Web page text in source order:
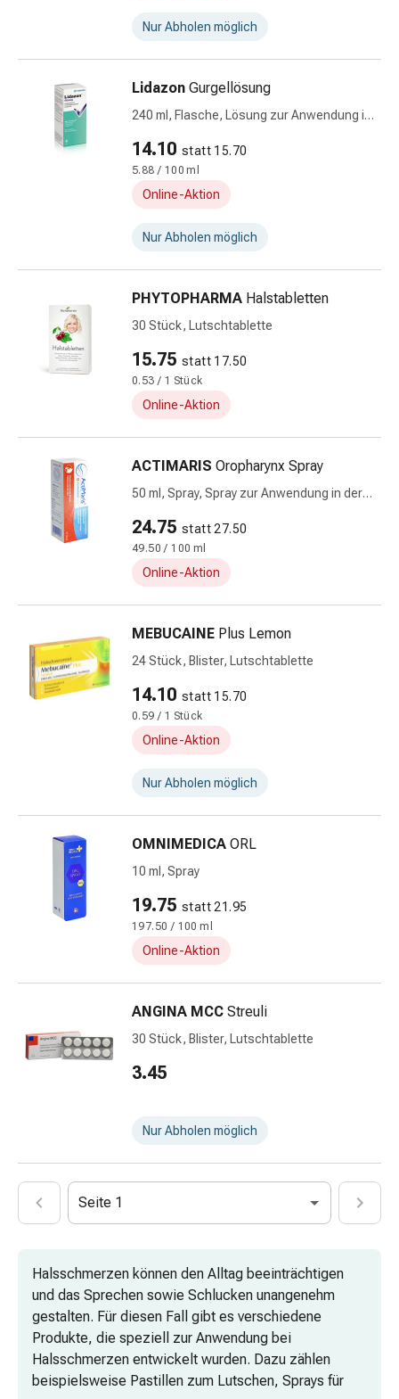
Medikamente
Wechseljahre
Scheideninfektionen
Vitamine
Mineralstoffe
Mineralstoffe
Mundgesundheit
Trockener
Mund
Munddesinfektionsmittel
Mundbeschwerden
Haar-
Medikamente
Kopfhautpflege
Kopfläuse
&
Nissen
Kosmetik
&
Körperpflege
Gesichtskosmetik
Augenpflege
Cremes
Gesichtspeelings
Gesichtsreinigung
Tools
Zubehör
Reinigungs
Kosmetiktücher
Nachtcremes
Gesichtsseren
&
Kuren
Gesichtsöl
Pflegezubehör
&
Aparate
Haarpflege
-
styling
Haarkuren
&
Conditioner
Haarfarben
Nur Abholen möglich
Lidazon Gurgellösung
240 ml, Flasche, Lösung zur Anwendung in
14.10 statt 15.70
5.88 / 100 ml
Online-Aktion
Nur Abholen möglich
PHYTOPHARMA Halstabletten
30 Stück, Lutschtablette
15.75 statt 17.50
0.53 / 1 Stück
Online-Aktion
ACTIMARIS Oropharynx Spray
50 ml, Spray, Spray zur Anwendung in der
24.75 statt 27.50
49.50 / 100 ml
Online-Aktion
MEBUCAINE Plus Lemon
24 Stück, Blister, Lutschtablette
14.10 statt 15.70
0.59 / 1 Stück
Online-Aktion
Nur Abholen möglich
OMNIMEDICA ORL
10 ml, Spray
19.75 statt 21.95
197.50 / 100 ml
Online-Aktion
ANGINA MCC Streuli
30 Stück, Blister, Lutschtablette
3.45
Nur Abholen möglich
Seite 1
Halsschmerzen können den Alltag beeinträchtigen
und das Sprechen sowie Schlucken unangenehm
gestalten. Für diesen Fall gibt es verschiedene
Produkte, die speziell zur Anwendung bei
Halsschmerzen entwickelt wurden. Dazu zählen
beispielsweise Pastillen zum Lutschen, Sprays für